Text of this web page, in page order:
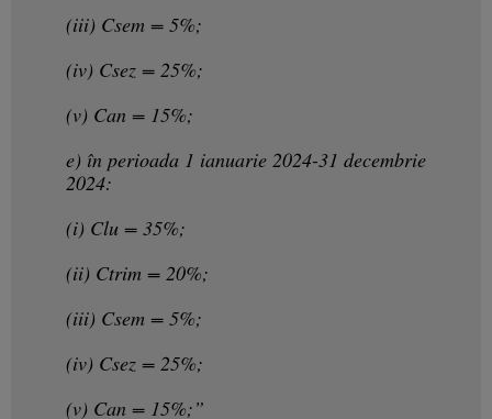
(iii) Csem = 5%;
(iv) Csez = 25%;
(v) Can = 15%;
e) în perioada 1 ianuarie 2024-31 decembrie
2024:
(i) Clu = 35%;
(ii) Ctrim = 20%;
(iii) Csem = 5%;
(iv) Csez = 25%;
(v) Can = 15%;”